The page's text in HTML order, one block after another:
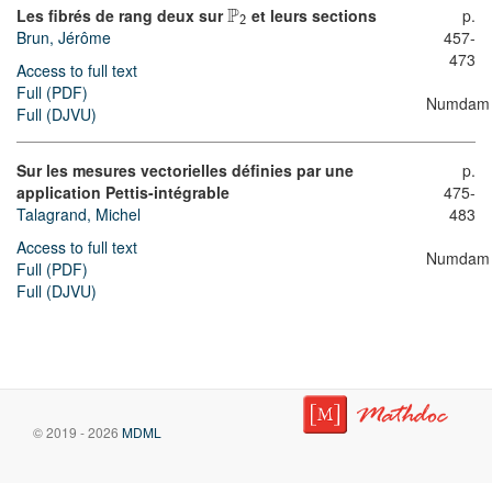
Les fibrés de rang deux surP2 et leurs sections
Brun, Jérôme
Access to full text
Full (PDF)
Full (DJVU)
p.
457-
473
Numdam
Sur les mesures vectorielles définies par une
application Pettis-intégrable
Talagrand, Michel
Access to full text
Full (PDF)
Full (DJVU)
p.
475-
483
Numdam
© 2019 - 2026 MDML